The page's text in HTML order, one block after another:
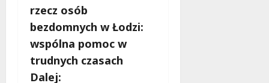
b
a
rzecz osób
bezdomnych w Łodzi:
wspólna pomoc w
trudnych czasach
Dalej: